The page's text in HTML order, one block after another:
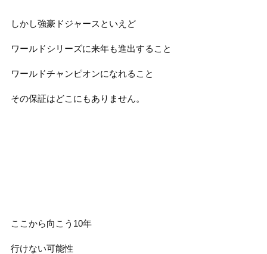
しかし強豪ドジャースといえど
ワールドシリーズに来年も進出すること
ワールドチャンピオンになれること
その保証はどこにもありません。
ここから向こう10年
行けない可能性